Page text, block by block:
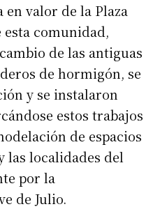
valor de la Plaza
esta comunidad,
de las antiguas
de hormigón, se
y se instalaron
estos trabajos
de espacios
las localidades del
por la
de Julio.